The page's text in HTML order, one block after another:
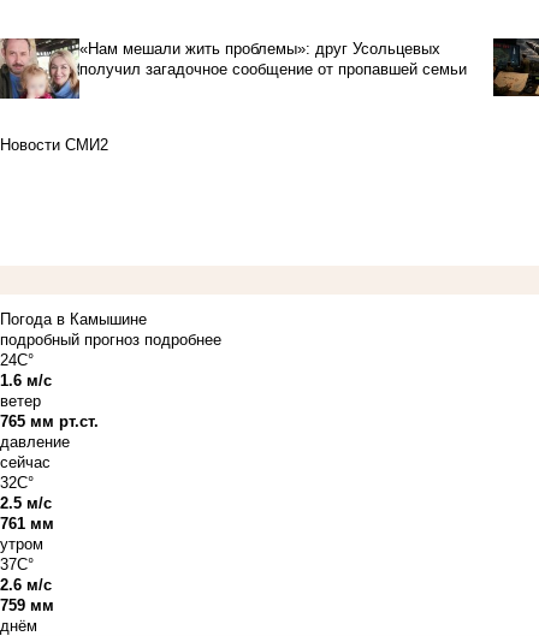
«Нам мешали жить проблемы»: друг Усольцевых
получил загадочное сообщение от пропавшей семьи
Новости СМИ2
Погода в Камышине
подробный прогноз подробнее
24C°
1.6 м/с
ветер
765 мм рт.ст.
давление
сейчас
32C°
2.5 м/с
761 мм
утром
37C°
2.6 м/с
759 мм
днём